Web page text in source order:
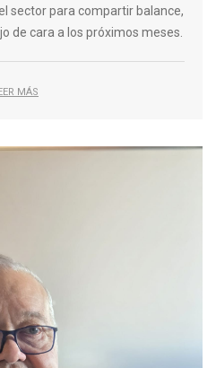
sector para compartir balance,
de cara a los próximos meses.
MÁS